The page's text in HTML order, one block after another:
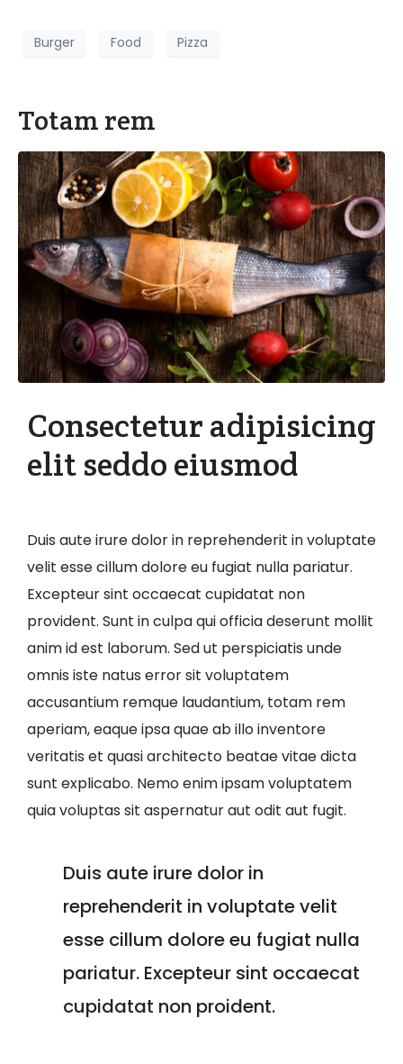
Burger Food Pizza
Totam rem
Consectetur adipisicing
elit seddo eiusmod
Duis aute irure dolor in reprehenderit in voluptate
velit esse cillum dolore eu fugiat nulla pariatur.
Excepteur sint occaecat cupidatat non
provident. Sunt in culpa qui officia deserunt mollit
anim id est laborum. Sed ut perspiciatis unde
omnis iste natus error sit voluptatem
accusantium remque laudantium, totam rem
aperiam, eaque ipsa quae ab illo inventore
veritatis et quasi architecto beatae vitae dicta
sunt explicabo. Nemo enim ipsam voluptatem
quia voluptas sit aspernatur aut odit aut fugit.
Duis aute irure dolor in
reprehenderit in voluptate velit
esse cillum dolore eu fugiat nulla
pariatur. Excepteur sint occaecat
cupidatat non proident.